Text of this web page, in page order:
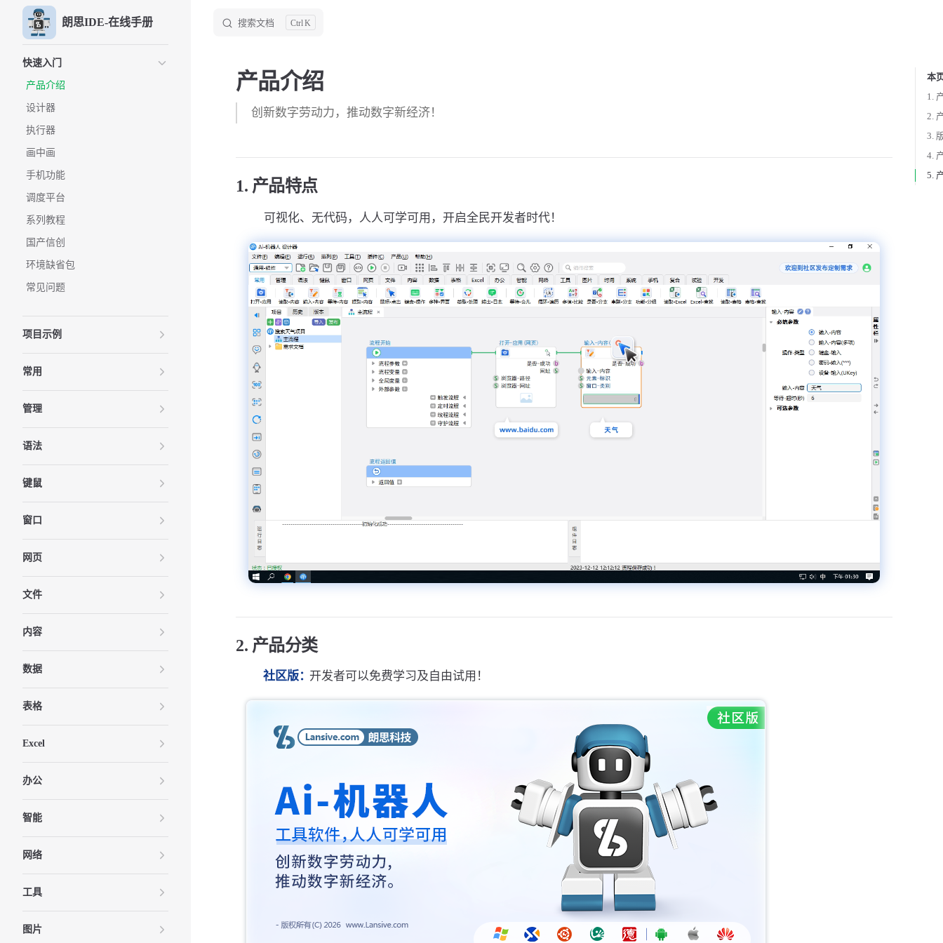
Skip to content朗思IDE-在线手册 搜索文档 K
快速入门
产品介绍
设计器
执行器
画中画
手机功能
调度平台
系列教程
国产信创
环境缺省包
常见问题
项目示例
常用
管理
语法
键鼠
窗口
网页
文件
内容
数据
表格
Excel
办公
智能
网络
工具
图片
本
1.
2.
3.
4.
5.
产品介绍
创新数字劳动力，推动数字新经济！
1. 产品特点
可视化、无代码，人人可学可用，开启全民开发者时代！
2. 产品分类
社区版：开发者可以免费学习及自由试用！